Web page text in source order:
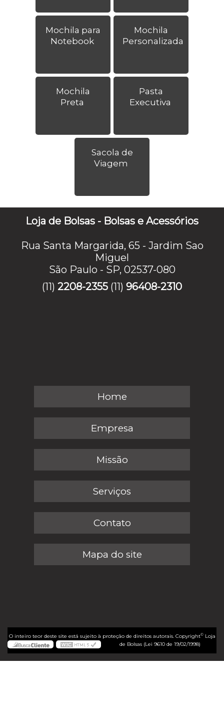
Mochila para
Notebook
Mochila
Personalizada
Mochila
Preta
Pasta
Executiva
Sacola de
Viagem
Loja de Bolsas - Bolsas e Acessórios
Rua Santa Margarida, 65 - Jardim Sao
Miguel
São Paulo - SP, 02537-080
(11) 2208-2355 (11) 96408-2310
Home
Empresa
Missão
Serviços
Contato
Mapa do site
O inteiro teor deste site está sujeito à proteção de direitos autorais. Copyright©Loja
de Bolsas (Lei 9610 de 19/02/1998)